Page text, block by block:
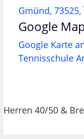
Gmünd, 73525,
Google
Google Karte
Tennisschule
Herren 40/50 &